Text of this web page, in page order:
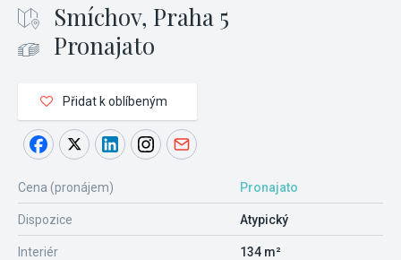
Smíchov, Praha 5
Pronajato
Přidat k oblíbeným
Cena (pronájem) Pronajato
Dispozice Atypický
Interiér 134 m²